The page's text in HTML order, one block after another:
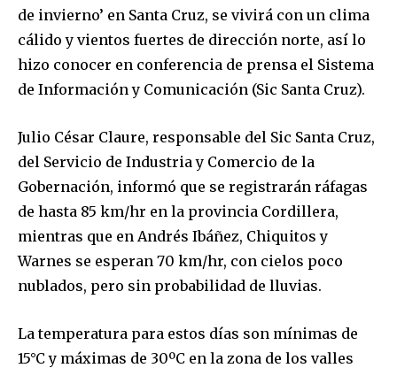
de invierno’ en Santa Cruz, se vivirá con un clima
cálido y vientos fuertes de dirección norte, así lo
hizo conocer en conferencia de prensa el Sistema
de Información y Comunicación (Sic Santa Cruz).
Julio César Claure, responsable del Sic Santa Cruz,
del Servicio de Industria y Comercio de la
Gobernación, informó que se registrarán ráfagas
de hasta 85 km/hr en la provincia Cordillera,
mientras que en Andrés Ibáñez, Chiquitos y
Warnes se esperan 70 km/hr, con cielos poco
nublados, pero sin probabilidad de lluvias.
La temperatura para estos días son mínimas de
15°C y máximas de 30ºC en la zona de los valles